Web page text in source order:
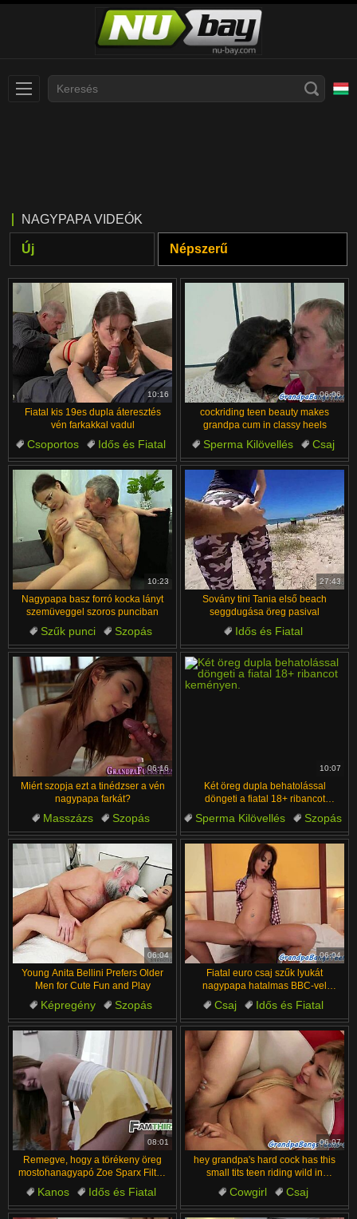
Deutsch
Norsk
ภาษาไทย
한국어
汉语
Suomi
Bahasa Melayu
Ελληνικά
Čeština
Magyar
Português
Русский
Español
Română
Svenska
Français
English
日本語
ह िन ्द ी
Türkçe
Български
Dansk
NAGYPAPA VIDEÓK
Új Népszerű
10:16
Fiatal kis 19es dupla áteresztés
vén farkakkal vadul
Csoportos
Idős és Fiatal
Mélytorok
Cowgirl
Dupla
06:06
cockriding teen beauty makes
grandpa cum in classy heels
Sperma Kilövellés
Csaj
Idős és Fiatal
Cowgirl
Tini
10:23
Nagypapa basz forró kocka lányt
szemüveggel szoros punciban
Szűk punci
Szopás
Idős és Fiatal
Kemény Szex
Cowgirl
27:43
Sovány tini Tania első beach
seggdugása öreg pasival
Idős és Fiatal
Kemény Szex
Leggings
Tini
Idős
06:16
Miért szopja ezt a tinédzser a vén
nagypapa farkát?
Masszázs
Szopás
Idős és Fiatal
Kemény Szex
Tini
10:07
Két öreg dupla behatolással
döngeti a fiatal 18+ ribancot
keményen.
Sperma Kilövellés
Szopás
Idős és Fiatal
Kemény Szex
06:04
Young Anita Bellini Prefers Older
Men for Cute Fun and Play
Képregény
Szopás
Idős és Fiatal
Aranyos
06:04
Fiatal euro csaj szűk lyukát
nagypapa hatalmas BBC-vel
döngöli
Csaj
Idős és Fiatal
Szörny Farkak
Csókolózás
08:01
Remegve, hogy a törékeny öreg
mostohanagyapó Zoe Sparx Filthy
Rich keményen basz engem
Kanos
Idős és Fiatal
Tini
Idős Szex
06:07
hey grandpa's hard cock has this
small tits teen riding wild in
missionary bliss
Cowgirl
Csaj
Idős és Fiatal
Fasz